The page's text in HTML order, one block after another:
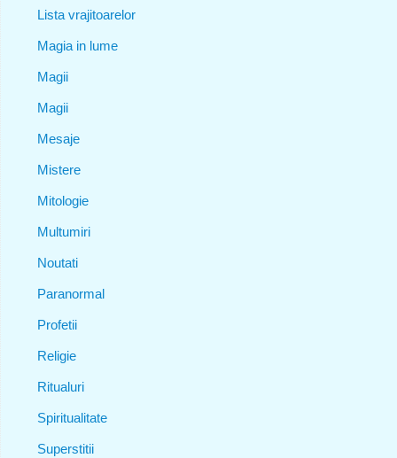
Lista vrajitoarelor
Magia in lume
Magii
Magii
Mesaje
Mistere
Mitologie
Multumiri
Noutati
Paranormal
Profetii
Religie
Ritualuri
Spiritualitate
Superstitii